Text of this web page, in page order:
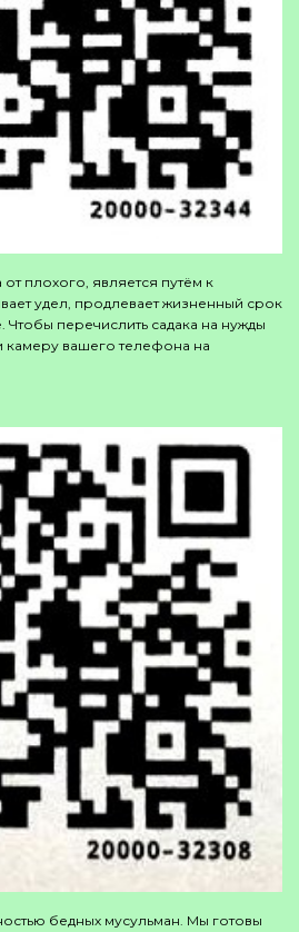
плохого, является путём к
удел, продлевает жизненный срок
Чтобы перечислить садака на нужды
камеру вашего телефона на
бедных мусульман. Мы готовы